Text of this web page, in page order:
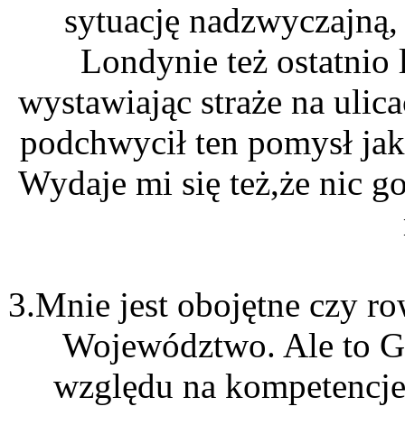
sytuację
Londynie też
wystawiając straże na
podchwycił ten pomysł
Wydaje mi się też,że nic
3.Mnie jest obojętne czy
Województwo. Ale to
względu na